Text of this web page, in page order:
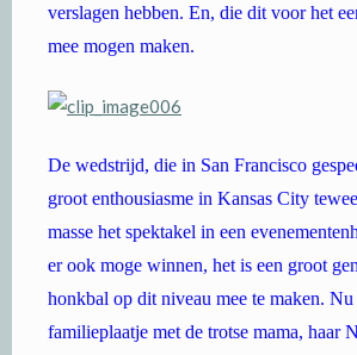
verslagen hebben. En, die dit voor het
mee mogen maken.
De wedstrijd, die in San Francisco
groot enthousiasme in Kansas City
masse het spektakel in een
er ook moge winnen, het is een groot
honkbal op dit niveau mee te maken. Nu
familieplaatje met de trotse mama, haar